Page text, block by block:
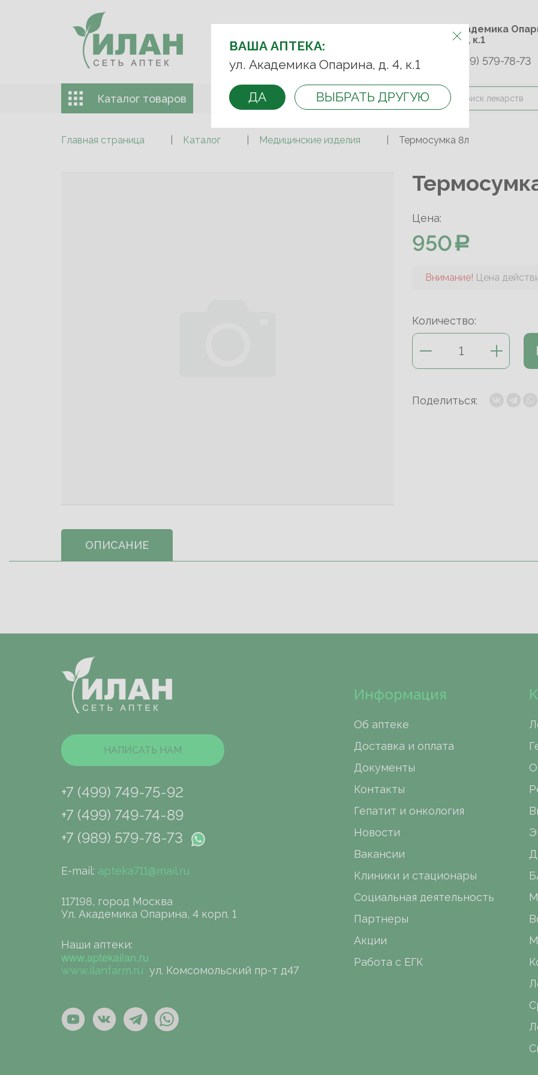
АПТЕКУ:
народов
ул. Академика
д. 4, к.1
ВАША АПТЕКА:
ул. Академика Опарина, д. 4, к.1
ДА ВЫБРАТЬ ДРУГУЮ
+7 (499) 749-75-92 +7 (499) 749-74-89 +7 (989) 579-78-73
Каталог товаров Доставка и оплата Контакты Акции
Главная страница Каталог Медицинские изделия Термосумка 8л
Цена:
950
Внимание! Цена
Количество:
Поделиться:
ОПИСАНИЕ
НАПИСАТЬ НАМ
+7 (499) 749-75-92
+7 (499) 749-74-89
+7 (989) 579-78-73
E-mail: apteka711@mail.ru
117198, город Москва
Ул. Академика Опарина, 4 корп. 1
Наши аптеки:
www.aptekailan.ru
www.ilanfarm.ru ул. Комсомольский пр-т д47
Информация
Об аптеке
Доставка и оплата
Документы
Контакты
Гепатит и онкология
Новости
Вакансии
Клиники и стационары
Социальная деятельность
Партнеры
Акции
Работа с ЕГК